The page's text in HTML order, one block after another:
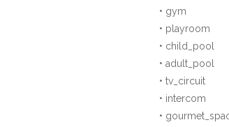
• gym
• playroom
• child_pool
• adult_pool
• tv_circuit
• intercom
•